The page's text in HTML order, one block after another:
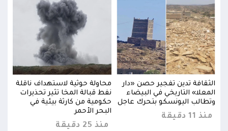
الثقافة تدين تفجير حصن «دار
المعلا» التاريخي في البيضاء
وتطالب اليونسكو بتحرك عاجل
منذ 11 دقيقة
محاولة حوثية لاستهداف ناقلة
نفط قبالة المخا تثير تحذيرات
حكومية من كارثة بيئية في
البحر الأحمر
منذ 25 دقيقة